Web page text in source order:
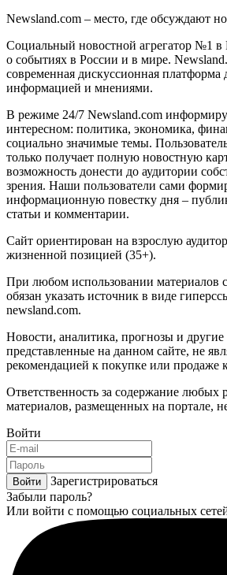
Newsland.com – место, где обсуждают
Социальный новостной агрегатор №1 в
о событиях в России и в мире.
современная дискуссионная платформа
информацией и мнениями.
В режиме 24/7 Newsland.com
интересном: политика, экономика,
социально значимые темы.
только получает полную новостную
возможность донести до аудитории
зрения. Наши пользователи сами
информационную повестку дня –
статьи и комментарии.
Сайт ориентирован на взрослую
жизненной позицией (35+).
При любом использовании материалов
обязан указать источник в виде
newsland.com.
Новости, аналитика, прогнозы и
представленные на данном сайте, не
рекомендацией к покупке или продаже
Ответственность за содержание любых
материалов, размещенных на портале,
Войти
Войти
Зарегистрироваться
Забыли пароль?
Или войти с помощью социальных